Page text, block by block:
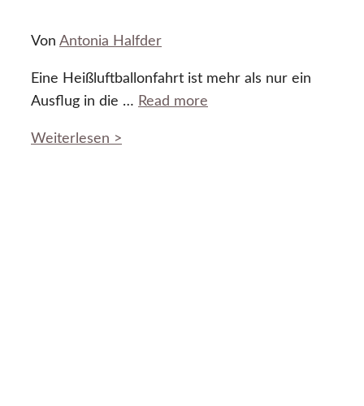
Von Antonia Halfder
Eine Heißluftballonfahrt ist mehr als nur ein
Ausflug in die … Read more
Weiterlesen >